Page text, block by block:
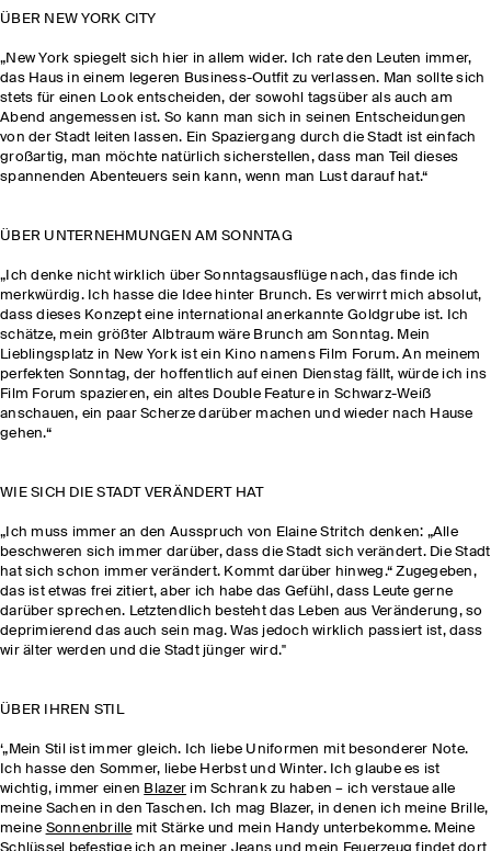
ÜBER NEW YORK CITY
„New York spiegelt sich hier in allem wider. Ich rate den Leuten immer,
das Haus in einem legeren Business-Outfit zu verlassen. Man sollte sich
stets für einen Look entscheiden, der sowohl tagsüber als auch am
Abend angemessen ist. So kann man sich in seinen Entscheidungen
von der Stadt leiten lassen. Ein Spaziergang durch die Stadt ist einfach
großartig, man möchte natürlich sicherstellen, dass man Teil dieses
spannenden Abenteuers sein kann, wenn man Lust darauf hat.“
ÜBER UNTERNEHMUNGEN AM SONNTAG
„Ich denke nicht wirklich über Sonntagsausflüge nach, das finde ich
merkwürdig. Ich hasse die Idee hinter Brunch. Es verwirrt mich absolut,
dass dieses Konzept eine international anerkannte Goldgrube ist. Ich
schätze, mein größter Albtraum wäre Brunch am Sonntag. Mein
Lieblingsplatz in New York ist ein Kino namens Film Forum. An meinem
perfekten Sonntag, der hoffentlich auf einen Dienstag fällt, würde ich ins
Film Forum spazieren, ein altes Double Feature in Schwarz-Weiß
anschauen, ein paar Scherze darüber machen und wieder nach Hause
gehen.“
WIE SICH DIE STADT VERÄNDERT HAT
„Ich muss immer an den Ausspruch von Elaine Stritch denken: „Alle
beschweren sich immer darüber, dass die Stadt sich verändert. Die Stadt
hat sich schon immer verändert. Kommt darüber hinweg.“ Zugegeben,
das ist etwas frei zitiert, aber ich habe das Gefühl, dass Leute gerne
darüber sprechen. Letztendlich besteht das Leben aus Veränderung, so
deprimierend das auch sein mag. Was jedoch wirklich passiert ist, dass
wir älter werden und die Stadt jünger wird."
ÜBER IHREN STIL
‘„Mein Stil ist immer gleich. Ich liebe Uniformen mit besonderer Note.
Ich hasse den Sommer, liebe Herbst und Winter. Ich glaube es ist
wichtig, immer einen Blazer im Schrank zu haben – ich verstaue alle
meine Sachen in den Taschen. Ich mag Blazer, in denen ich meine Brille,
meine Sonnenbrille mit Stärke und mein Handy unterbekomme. Meine